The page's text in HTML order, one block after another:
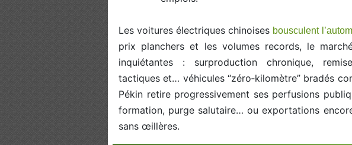
Les voitures électriques chinoises bousculent
prix planchers et les volumes records, le
inquiétantes : surproduction chronique,
tactiques et… véhicules “zéro‑kilomètre” bradés
Pékin retire progressivement ses perfusions
formation, purge salutaire… ou exportations
sans œillères.